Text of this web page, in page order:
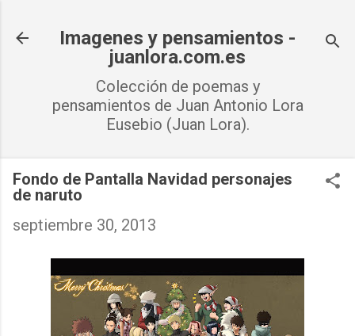
Imagenes y pensamientos -
juanlora.com.es
Colección de poemas y
pensamientos de Juan Antonio Lora
Eusebio (Juan Lora).
Fondo de Pantalla Navidad personajes
de naruto
septiembre 30, 2013